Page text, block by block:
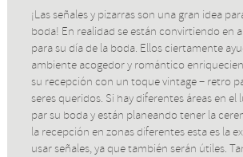
¡Las señales y pizarras son una gran idea
boda! En realidad se están convirtiendo en
para su día de la boda. Ellos ciertamente
ambiente acogedor y romántico
su recepción con un toque vintage – retro
seres queridos. Si hay diferentes áreas en el
par su boda y están planeando tener la
la recepción en zonas diferentes esta es la
usar señales, ya que también serán útiles.